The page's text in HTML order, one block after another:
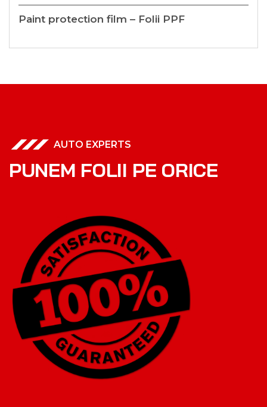
Paint protection film – Folii PPF
AUTO EXPERTS
PUNEM FOLII PE ORICE